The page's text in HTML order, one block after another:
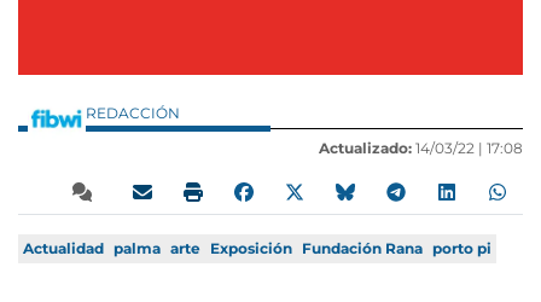
REDACCIÓN
Actualizado: 14/03/22 | 17:08
Actualidad palma arte Exposición Fundación Rana porto pi